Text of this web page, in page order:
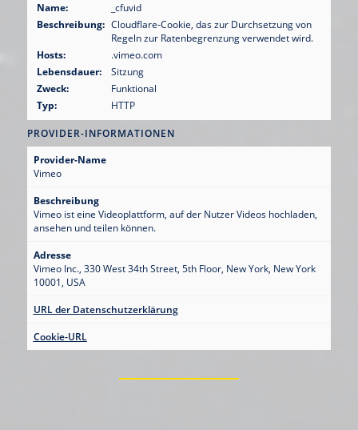
Name:
_cfuvid
Beschreibung: Cloudflare-Cookie, das zur Durchsetzung von
Regeln zur Ratenbegrenzung verwendet wird.
Hosts:
.vimeo.com
Lebensdauer:
Sitzung
Zweck:
Funktional
Typ:
HTTP
PROVIDER-INFORMATIONEN
Provider-Name
Vimeo
Beschreibung
Vimeo ist eine Videoplattform, auf der Nutzer Videos hochladen,
ansehen und teilen können.
Adresse
Vimeo Inc., 330 West 34th Street, 5th Floor, New York, New York
10001, USA
URL der Datenschutzerklärung
Cookie-URL